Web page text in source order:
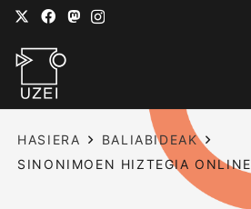
HASIERA
BALIABIDEAK
SINONIMOEN HIZTEGIA ONLINE